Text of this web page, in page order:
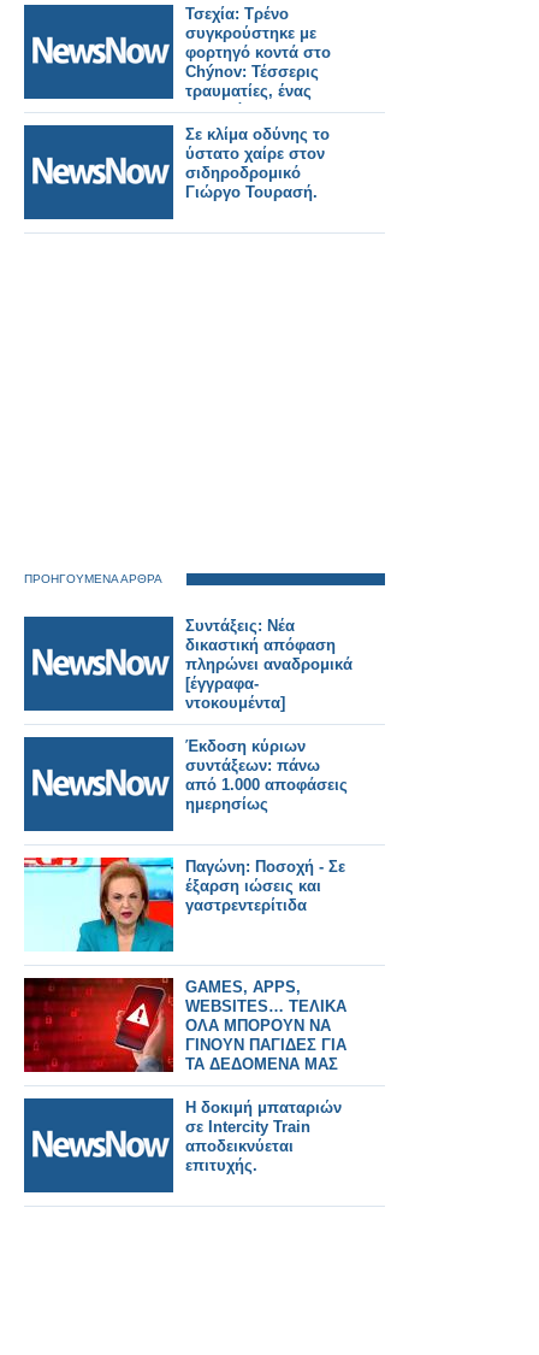
Τσεχία: Τρένο
συγκρούστηκε με
φορτηγό κοντά στο
Chýnov: Τέσσερις
τραυματίες, ένας
σοβαρά.
Σε κλίμα οδύνης το
ύστατο χαίρε στον
σιδηροδρομικό
Γιώργο Τουρασή.
ΠΡΟΗΓΟΥΜΕΝΑ ΑΡΘΡΑ
Συντάξεις: Νέα
δικαστική απόφαση
πληρώνει αναδρομικά
[έγγραφα-
ντοκουμέντα]
Έκδοση κύριων
συντάξεων: πάνω
από 1.000 αποφάσεις
ημερησίως
Παγώνη: Ποσοχή - Σε
έξαρση ιώσεις και
γαστρεντερίτιδα
GAMES, APPS,
WEBSITES… ΤΕΛΙΚΑ
ΟΛΑ ΜΠΟΡΟΥΝ ΝΑ
ΓΙΝΟΥΝ ΠΑΓΙΔΕΣ ΓΙΑ
ΤΑ ΔΕΔΟΜΕΝΑ ΜΑΣ
Η δοκιμή μπαταριών
σε Intercity Train
αποδεικνύεται
επιτυχής.